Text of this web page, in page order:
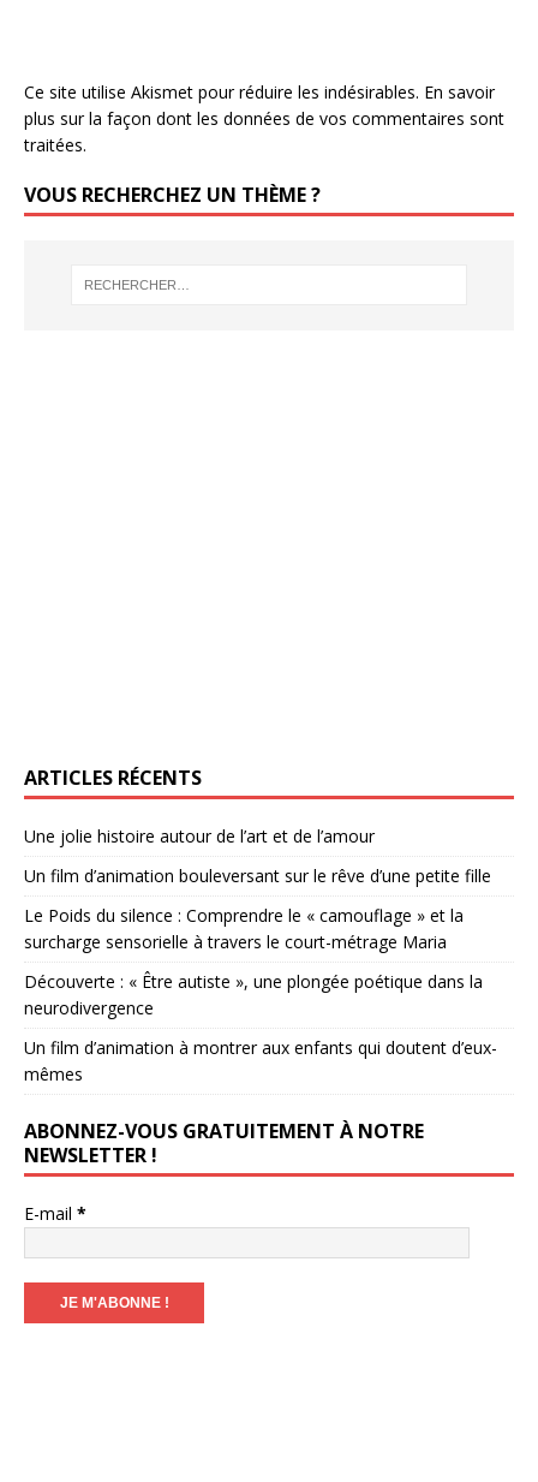
Ce site utilise Akismet pour réduire les indésirables. En savoir
plus sur la façon dont les données de vos commentaires sont
traitées.
VOUS RECHERCHEZ UN THÈME ?
ARTICLES RÉCENTS
Une jolie histoire autour de l’art et de l’amour
Un film d’animation bouleversant sur le rêve d’une petite fille
Le Poids du silence : Comprendre le « camouflage » et la
surcharge sensorielle à travers le court-métrage Maria
Découverte : « Être autiste », une plongée poétique dans la
neurodivergence
Un film d’animation à montrer aux enfants qui doutent d’eux-
mêmes
ABONNEZ-VOUS GRATUITEMENT À NOTRE
NEWSLETTER !
E-mail *